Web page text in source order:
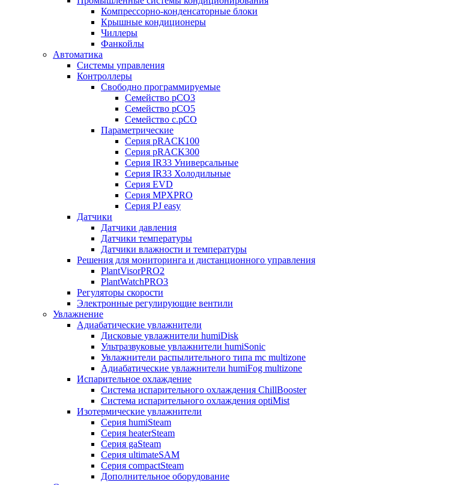
Компрессорно-конденсаторные блоки
Крышные кондиционеры
Чиллеры
Фанкойлы
Автоматика
Системы управления
Контроллеры
Свободно программируемые
Семейство pCO3
Семейство pCO5
Семейство c.pCO
Параметрические
Серия pRACK100
Серия pRACK300
Серия IR33 Универсальные
Серия IR33 Холодильные
Серия EVD
Серия MPXPRO
Серия PJ easy
Датчики
Датчики давления
Датчики температуры
Датчики влажности и температуры
Решения для мониторинга и дистанционного управления
PlantVisorPRO2
PlantWatchPRO3
Регуляторы скорости
Электронные регулирующие вентили
Увлажнение
Адиабатические увлажнители
Дисковые увлажнители humiDisk
Ультразвуковые увлажнители humiSonic
Увлажнители распылительного типа mc multizone
Адиабатические увлажнители humiFog multizone
Испарительное охлаждение
Система испарительного охлаждения ChillBooster
Система испарительного охлаждения optiMist
Изотермические увлажнители
Серия humiSteam
Серия heaterSteam
Серия gaSteam
Серия ultimateSAM
Серия compactSteam
Дополнительное оборудование